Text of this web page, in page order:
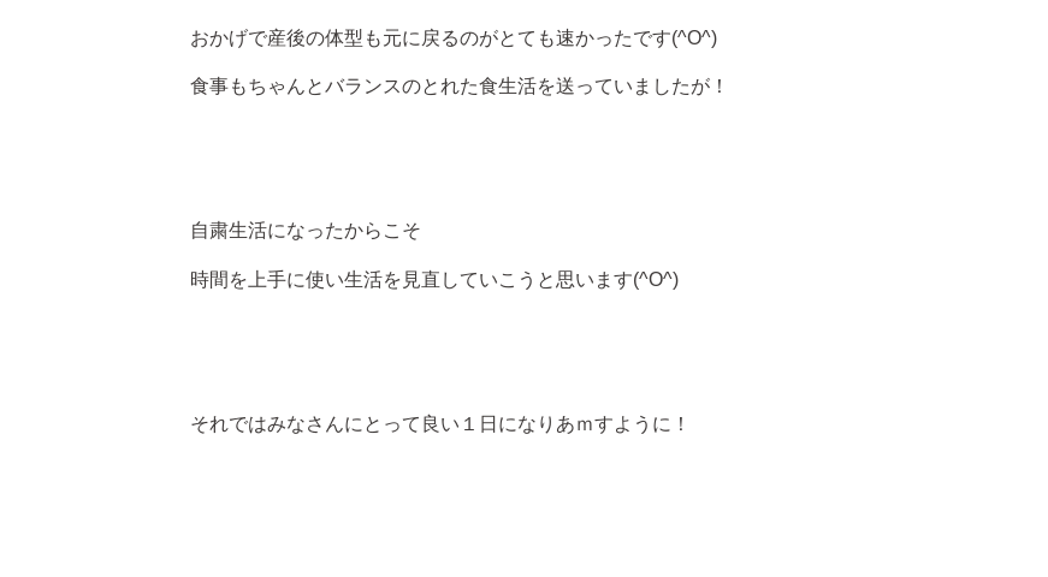
おかげで産後の体型も元に戻るのがとても速かったです(^O^)
食事もちゃんとバランスのとれた食生活を送っていましたが！
自粛生活になったからこそ
時間を上手に使い生活を見直していこうと思います(^O^)
それではみなさんにとって良い１日になりあｍすように！